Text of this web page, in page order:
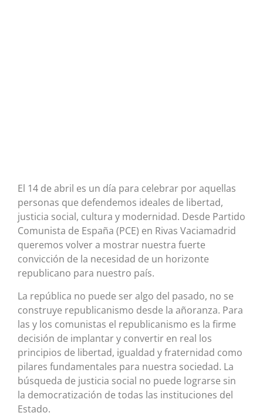
El 14 de abril es un día para celebrar por aquellas
personas que defendemos ideales de libertad,
justicia social, cultura y modernidad. Desde Partido
Comunista de España (PCE) en Rivas Vaciamadrid
queremos volver a mostrar nuestra fuerte
convicción de la necesidad de un horizonte
republicano para nuestro país.
La república no puede ser algo del pasado, no se
construye republicanismo desde la añoranza. Para
las y los comunistas el republicanismo es la firme
decisión de implantar y convertir en real los
principios de libertad, igualdad y fraternidad como
pilares fundamentales para nuestra sociedad. La
búsqueda de justicia social no puede lograrse sin
la democratización de todas las instituciones del
Estado.